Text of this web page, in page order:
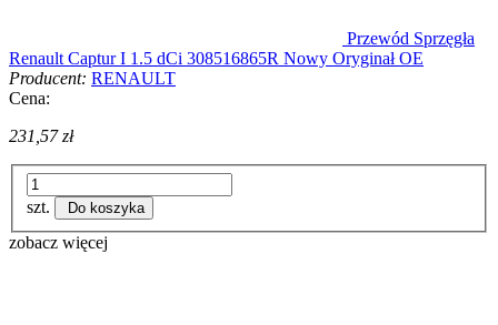
Przewód Sprzęgła
Renault Captur I 1.5 dCi 308516865R Nowy Oryginał OE
Producent: RENAULT
Cena:
231,57 zł
szt. Do koszyka
zobacz więcej